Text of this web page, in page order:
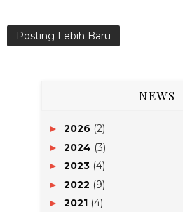
Posting Lebih Baru
NEWS
► 2026 (2)
► 2024 (3)
► 2023 (4)
► 2022 (9)
► 2021 (4)